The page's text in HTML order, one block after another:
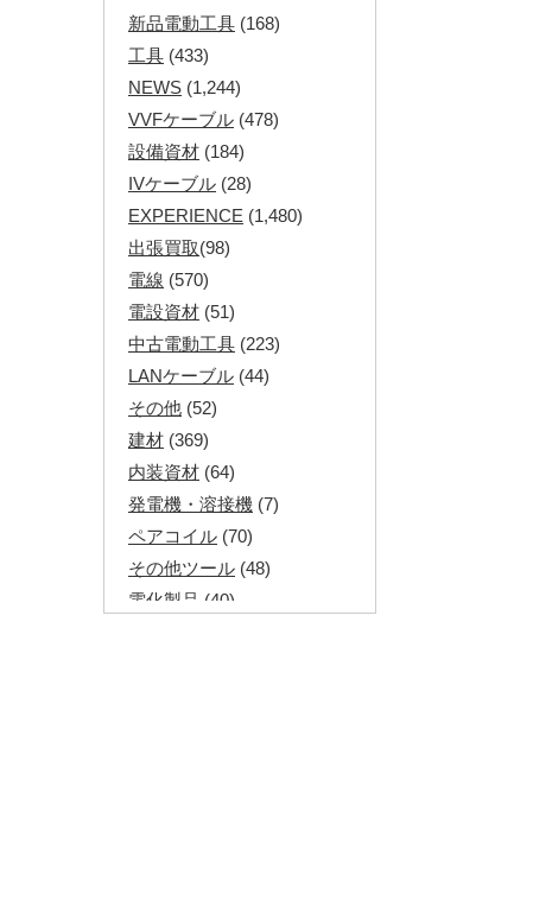
新品電動工具 (168)
工具 (433)
NEWS (1,244)
VVFケーブル (478)
設備資材 (184)
IVケーブル (28)
EXPERIENCE (1,480)
出張買取(98)
電線 (570)
電設資材 (51)
中古電動工具 (223)
LANケーブル (44)
その他 (52)
建材 (369)
内装資材 (64)
発電機・溶接機 (7)
ペアコイル (70)
その他ツール (48)
電化製品 (40)